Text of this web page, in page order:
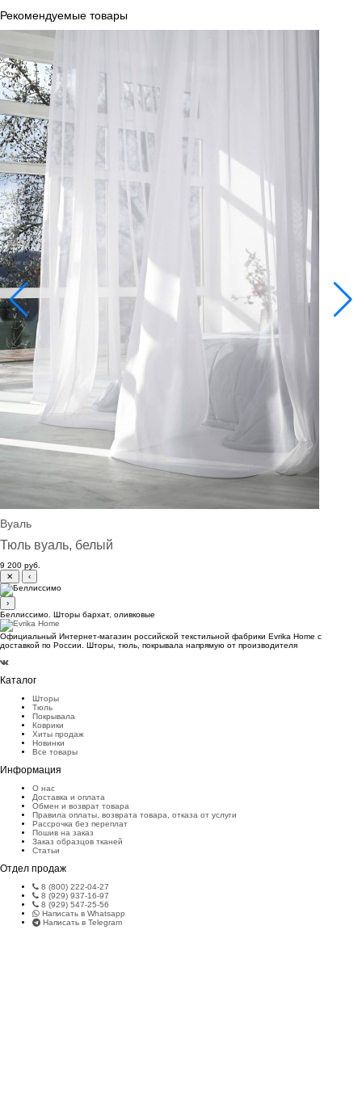
Рекомендуемые товары
Вуаль
Тюль вуаль, белый
9 200 руб.
✕
‹
›
Беллиссимо. Шторы бархат, оливковые
Официальный Интернет-магазин российской текстильной фабрики Evrika Home c
доставкой по России. Шторы, тюль, покрывала напрямую от производителя
Каталог
Шторы
Тюль
Покрывала
Коврики
Хиты продаж
Новинки
Все товары
Информация
О нас
Доставка и оплата
Обмен и возврат товара
Правила оплаты, возврата товара, отказа от услуги
Рассрочка без переплат
Пошив на заказ
Заказ образцов тканей
Статьи
Отдел продаж
8 (800) 222-04-27
8 (929) 937-16-97
8 (929) 547-25-56
Написать в Whatsapp
Написать в Telegram